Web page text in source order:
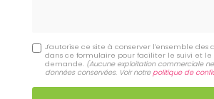
J'autorise ce site à conserver l'ensemble des
dans ce formulaire pour faciliter le suivi et
demande. (Aucune exploitation commerciale
données conservées. Voir notrepolitique de